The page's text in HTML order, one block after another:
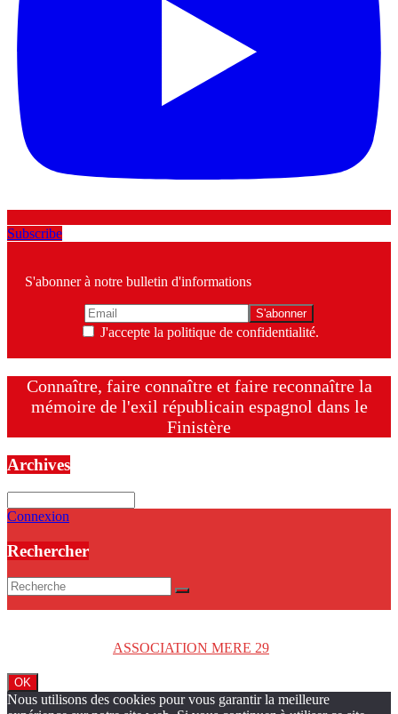
Subscribe
S'abonner à notre bulletin d'informations
J'accepte la politique de confidentialité.
Connaître, faire connaître et faire reconnaître la
mémoire de l'exil républicain espagnol dans le
Finistère
Archives
Connexion
Rechercher
ASSOCIATION MERE 29
OK
Nous utilisons des cookies pour vous garantir la meilleure